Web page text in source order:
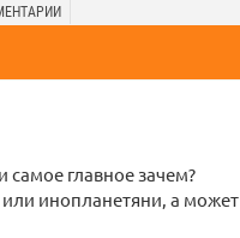
самое главное зачем?
инопланетяни, а может